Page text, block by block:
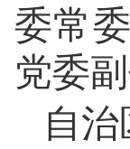
委常
党委
自